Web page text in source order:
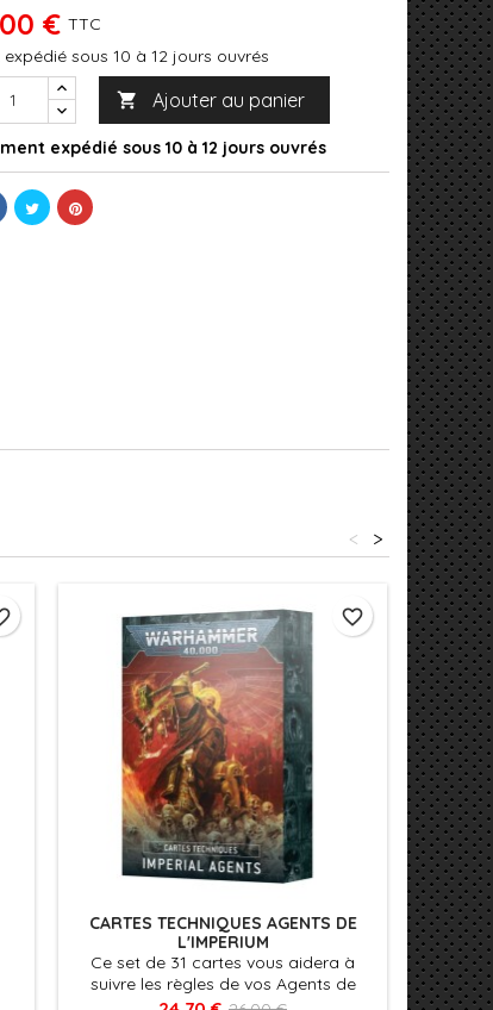
€ TTC
sous 10 à 12 jours ouvrés
 Ajouter au panier
expédié sous 10 à 12 jours ouvrés
>
<
CARTES TECHNIQUES AGENTS DE
L'IMPERIUM
Ce set de 31 cartes vous aidera à
suivre les règles de vos Agents de
l’Imperium dans vos parties, grâce à
favorite_border
This
of
and